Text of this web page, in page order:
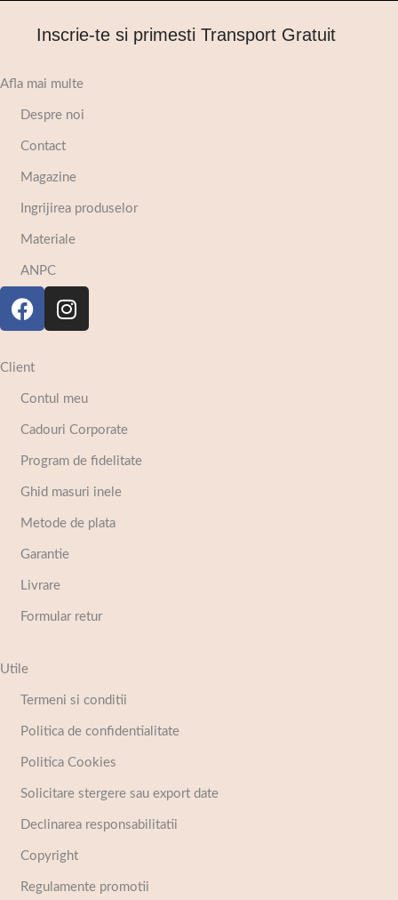
Inscrie-te si primesti Transport Gratuit
Afla mai multe
Despre noi
Contact
Magazine
Ingrijirea produselor
Materiale
ANPC
Client
Contul meu
Cadouri Corporate
Program de fidelitate
Ghid masuri inele
Metode de plata
Garantie
Livrare
Formular retur
Utile
Termeni si conditii
Politica de confidentialitate
Politica Cookies
Solicitare stergere sau export date
Declinarea responsabilitatii
Copyright
Regulamente promotii